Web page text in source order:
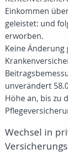
Einkommen
geleistet: und
erworben.
Keine Änderung
unverändert
Höhe an, bis zu
Wechsel in